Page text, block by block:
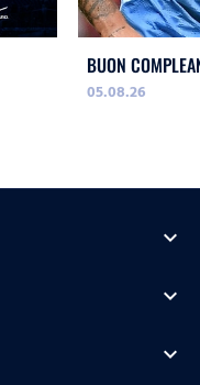
BUON
05.08.26
expand_more
expand_more
expand_more